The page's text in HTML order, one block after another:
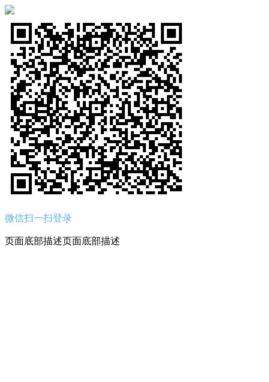
微信扫一扫登录
页面底部描述页面底部描述